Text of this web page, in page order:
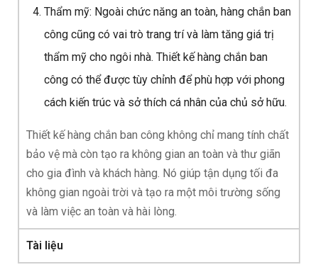
Thẩm mỹ: Ngoài chức năng an toàn, hàng chắn ban
công cũng có vai trò trang trí và làm tăng giá trị
thẩm mỹ cho ngôi nhà. Thiết kế hàng chắn ban
công có thể được tùy chỉnh để phù hợp với phong
cách kiến trúc và sở thích cá nhân của chủ sở hữu.
Thiết kế hàng chắn ban công không chỉ mang tính chất
bảo vệ mà còn tạo ra không gian an toàn và thư giãn
cho gia đình và khách hàng. Nó giúp tận dụng tối đa
không gian ngoài trời và tạo ra một môi trường sống
và làm việc an toàn và hài lòng.
Tài liệu